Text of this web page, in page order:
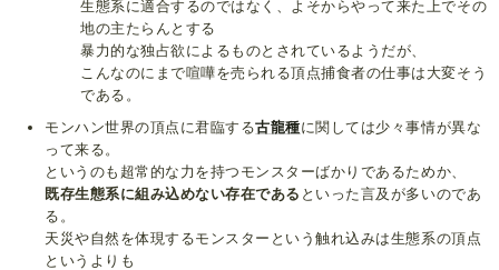
生態系に適合するのではなく、よそからやって来た上でその
地の主たらんとする
暴力的な独占欲によるものとされているようだが、
こんなのにまで喧嘩を売られる頂点捕食者の仕事は大変そう
である。
モンハン世界の頂点に君臨する古龍種に関しては少々事情が異な
って来る。
というのも超常的な力を持つモンスターばかりであるためか、
既存生態系に組み込めない存在である といった言及が多いのであ
る。
天災や自然を体現するモンスターという触れ込みは生態系の頂点
というよりも